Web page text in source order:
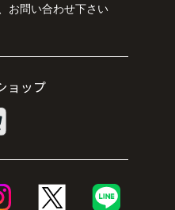
お問い合わせ下さい